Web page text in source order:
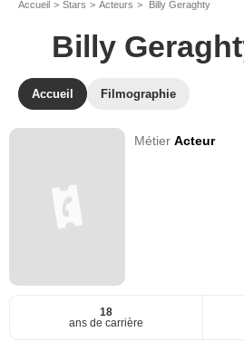
Accueil Stars Acteurs Billy Geraghty
Billy
Accueil Filmographie
MétierActeur
18
ans de carrière